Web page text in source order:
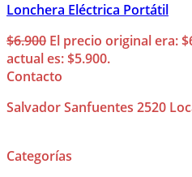
Lonchera Eléctrica Portátil
$6.900 El precio original era:
actual es: $5.900.
Contacto
Salvador Sanfuentes 2520
Categorías